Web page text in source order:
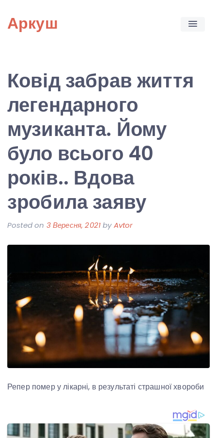
content
Аркуш
Ковід забрав життя
легендарного
музиканта. Йому
було всього 40
років.. Вдова
зробила заяву
Posted on 3 Вересня, 2021byAvtor
Репер помер у лікарні, в результаті страшної хвороби